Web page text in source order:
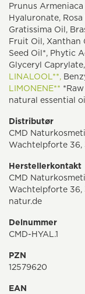
Prunus
Hyaluronate,
Gratissima Oil,
Fruit Oil, Xanthan
Seed Oil*, Phytic
Glyceryl
LINALOOL**,
LIMONENE**
natural essential
Distributør
CMD
Wachtelpforte 36,
Herstellerkontakt
CMD
Wachtelpforte 36,
natur.de
Delnummer
CMD-HYAL.1
PZN
12579620
EAN